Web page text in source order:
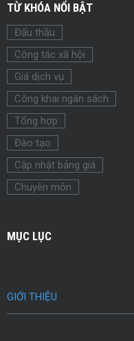
TỪ KHÓA NỔI BẬT
Đấu thầu
Công tác xã hội
Giá dịch vụ
Công khai ngân sách
Tổng hợp
Đào tạo
Cập nhật bảng giá
Chuyên môn
MỤC LỤC
GIỚI THIỆU